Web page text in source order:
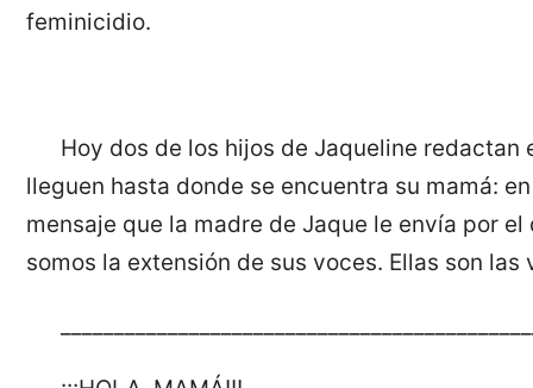
feminicidio.
Hoy dos de los hijos de Jaqueline redactan
lleguen hasta donde se encuentra su mamá:
mensaje que la madre de Jaque le envía por
somos la extensión de sus voces. Ellas son las